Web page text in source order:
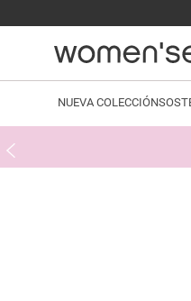
NUEVA COLECCIÓN